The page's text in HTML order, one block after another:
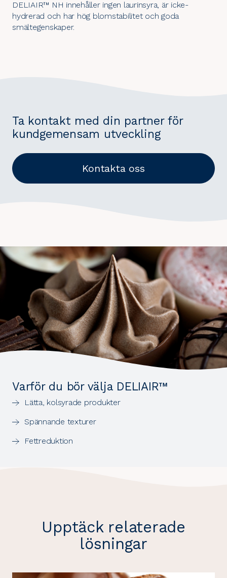
DELIAIR™ NH innehåller ingen laurinsyra, är icke-
hydrerad och har hög blomstabilitet och goda
smältegenskaper.
Ta kontakt med din partner för
kundgemensam utveckling
Kontakta oss
Varför du bör välja DELIAIR™
Lätta, kolsyrade produkter
Spännande texturer
Fettreduktion
Upptäck relaterade
lösningar